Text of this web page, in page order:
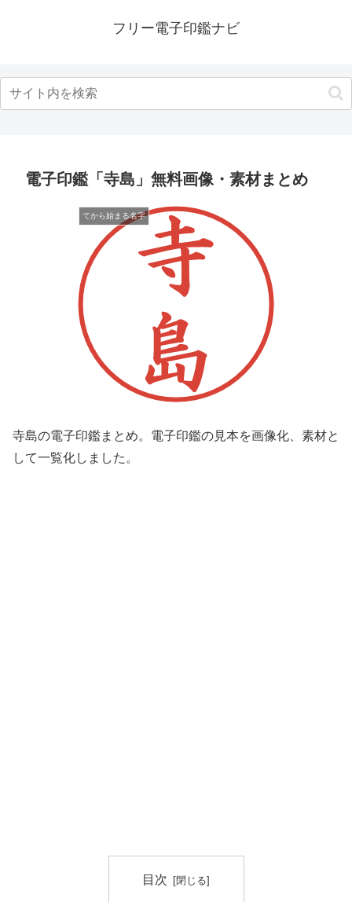
フリー電子印鑑ナビ
電子印鑑「寺島」無料画像・素材まとめ
てから始まる名字
寺島の電子印鑑まとめ。電子印鑑の見本を画像化、素材と
して一覧化しました。
目次